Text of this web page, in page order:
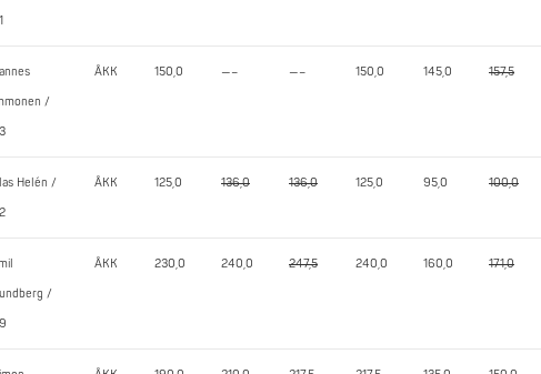
/
ÅKK 150,0 —– —– 150,0 145,0 157,5
Helén / ÅKK 125,0 136,0 136,0 125,0 95,0 100,0
/
ÅKK 230,0 240,0 247,5 240,0 160,0 171,0